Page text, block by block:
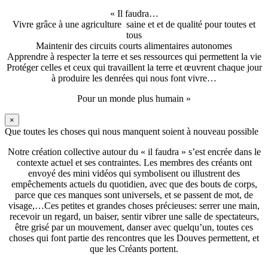
« Il faudra…
Vivre grâce à une agriculture saine et et de qualité pour toutes et
tous
Maintenir des circuits courts alimentaires autonomes
Apprendre à respecter la terre et ses ressources qui permettent la vie
Protéger celles et ceux qui travaillent la terre et œuvrent chaque jour
à produire les denrées qui nous font vivre…
Pour un monde plus humain »
×
Que toutes les choses qui nous manquent soient à nouveau possible
Notre création collective autour du « il faudra » s’est encrée dans le
contexte actuel et ses contraintes. Les membres des créants ont
envoyé des mini vidéos qui symbolisent ou illustrent des
empêchements actuels du quotidien, avec que des bouts de corps,
parce que ces manques sont universels, et se passent de mot, de
visage,…Ces petites et grandes choses précieuses: serrer une main,
recevoir un regard, un baiser, sentir vibrer une salle de spectateurs,
être grisé par un mouvement, danser avec quelqu’un, toutes ces
choses qui font partie des rencontres que les Douves permettent, et
que les Créants portent.